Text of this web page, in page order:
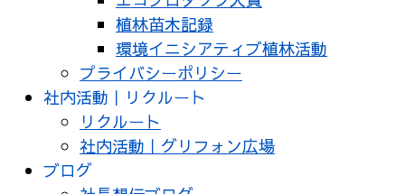
植林苗木記録
環境イニシアティブ植林活動
プライバシーポリシー
社内活動｜リクルート
リクルート
社内活動｜グリフォン広場
ブログ